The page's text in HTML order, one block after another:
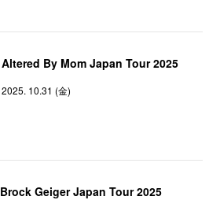
Altered By Mom Japan Tour 2025
2025. 10.31 (金)
Brock Geiger Japan Tour 2025